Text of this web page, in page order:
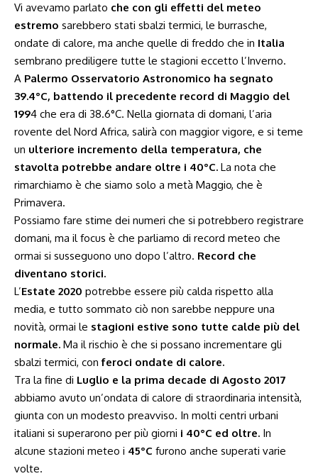
Vi avevamo parlato che con gli effetti del meteo
estremo sarebbero stati sbalzi termici, le burrasche,
ondate di calore, ma anche quelle di freddo che in Italia
sembrano prediligere tutte le stagioni eccetto l’Inverno.
A Palermo Osservatorio Astronomico ha segnato
39.4°C, battendo il precedente record di Maggio del
1994 che era di 38.6°C. Nella giornata di domani, l’aria
rovente del Nord Africa, salirà con maggior vigore, e si teme
un ulteriore incremento della temperatura, che
stavolta potrebbe andare oltre i 40°C. La nota che
rimarchiamo è che siamo solo a metà Maggio, che è
Primavera.
Possiamo fare stime dei numeri che si potrebbero registrare
domani, ma il focus è che parliamo di record meteo che
ormai si susseguono uno dopo l’altro. Record che
diventano storici.
L’Estate 2020 potrebbe essere più calda rispetto alla
media, e tutto sommato ciò non sarebbe neppure una
novità, ormai le stagioni estive sono tutte calde più del
normale. Ma il rischio è che si possano incrementare gli
sbalzi termici, conferoci ondate di calore.
Tra la fine di Luglio e la prima decade di Agosto 2017
abbiamo avuto un’ondata di calore di straordinaria intensità,
giunta con un modesto preavviso. In molti centri urbani
italiani si superarono per più giorni i 40°C ed oltre. In
alcune stazioni meteo i 45°C furono anche superati varie
volte.